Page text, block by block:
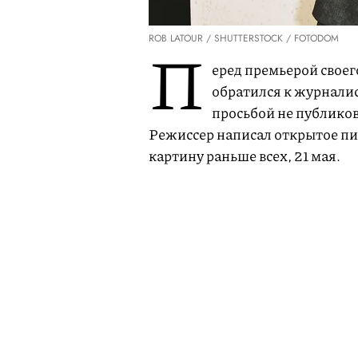
ROB LATOUR / SHUTTERSTOCK / FOTODOM
П еред премьерой
обратился к
просьбой не
Режиссер написал открытое
картину раньше всех, 21 мая.